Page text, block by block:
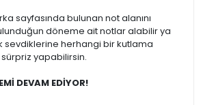
sayfasında bulunan not alanını
döneme ait notlar alabilir ya
herhangi bir kutlama
yapabilirsin.
DEVAM EDİYOR!